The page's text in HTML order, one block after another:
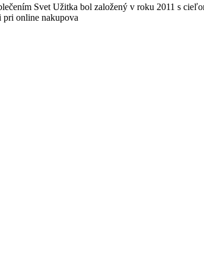
Svet Užitka bol založený v roku 2011 s
pri online nakupova